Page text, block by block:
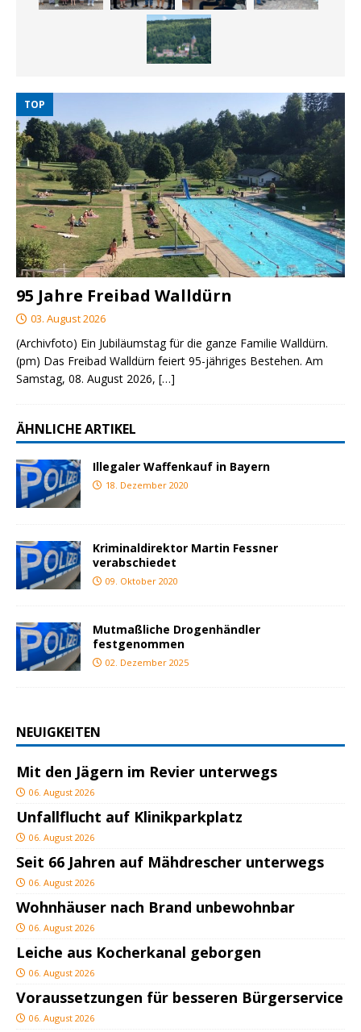
TOP
95 Jahre Freibad Walldürn
03. August 2026
(Archivfoto) Ein Jubiläumstag für die ganze Familie Walldürn.
(pm) Das Freibad Walldürn feiert 95-jähriges Bestehen. Am
Samstag, 08. August 2026, […]
ÄHNLICHE ARTIKEL
Illegaler Waffenkauf in Bayern
18. Dezember 2020
Kriminaldirektor Martin Fessner
verabschiedet
09. Oktober 2020
Mutmaßliche Drogenhändler
festgenommen
02. Dezember 2025
NEUIGKEITEN
Mit den Jägern im Revier unterwegs
06. August 2026
Unfallflucht auf Klinikparkplatz
06. August 2026
Seit 66 Jahren auf Mähdrescher unterwegs
06. August 2026
Wohnhäuser nach Brand unbewohnbar
06. August 2026
Leiche aus Kocherkanal geborgen
06. August 2026
Voraussetzungen für besseren Bürgerservice
06. August 2026